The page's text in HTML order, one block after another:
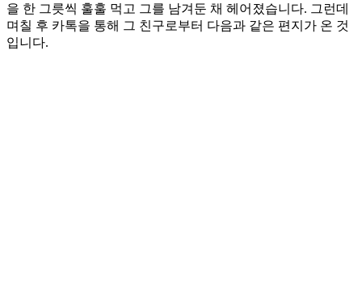
을 한 그릇씩 훌훌 먹고 그를 남겨둔 채 헤어졌습니다. 그런데
며칠 후 카톡을 통해 그 친구로부터 다음과 같은 편지가 온 것
입니다.